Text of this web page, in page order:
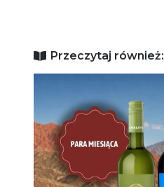
Przeczytaj również: